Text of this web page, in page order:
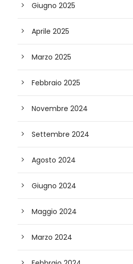
Giugno 2025
Aprile 2025
Marzo 2025
Febbraio 2025
Novembre 2024
Settembre 2024
Agosto 2024
Giugno 2024
Maggio 2024
Marzo 2024